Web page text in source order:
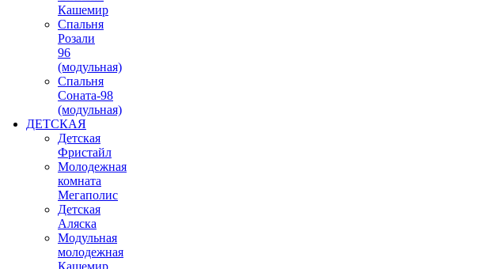
Кашемир
Спальня
Розали
96
(модульная)
Спальня
Соната-98
(модульная)
ДЕТСКАЯ
Детская
Фристайл
Молодежная
комната
Мегаполис
Детская
Аляска
Модульная
молодежная
Кашемир